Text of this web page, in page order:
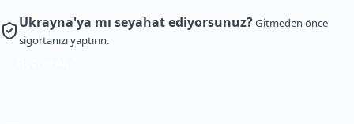
Ukrayna'ya mı seyahat ediyorsunuz?Gitmeden önce
sigortanızı yaptırın.